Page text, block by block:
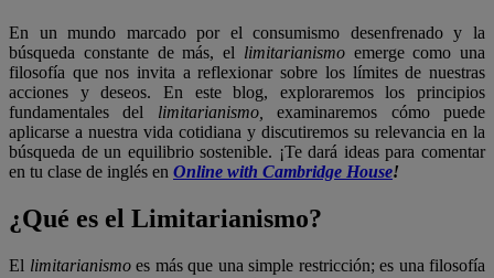
En un mundo marcado por el consumismo desenfrenado y la
búsqueda constante de más, el limitarianismo emerge como una
filosofía que nos invita a reflexionar sobre los límites de nuestras
acciones y deseos. En este blog, exploraremos los principios
fundamentales del limitarianismo,
examinaremos cómo puede
aplicarse a nuestra vida cotidiana y discutiremos su relevancia en la
búsqueda de un equilibrio sostenible. ¡Te dará ideas para comentar
en tu clase de inglés en Online with Cambridge House!
¿Qué es el Limitarianismo?
El limitarianismo es más que una simple restricción; es una filosofía